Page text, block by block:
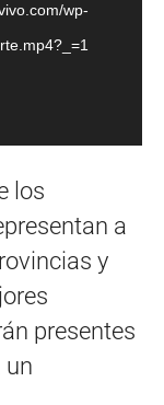
wp-
los
a
y
presentes
un